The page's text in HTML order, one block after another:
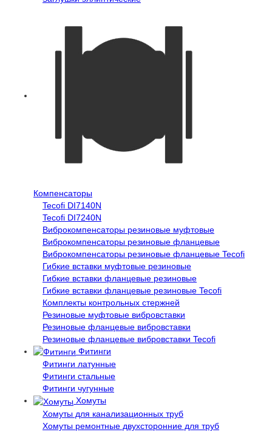
Компенсаторы
Tecofi DI7140N
Tecofi DI7240N
Виброкомпенсаторы резиновые муфтовые
Виброкомпенсаторы резиновые фланцевые
Виброкомпенсаторы резиновые фланцевые Tecofi
Гибкие вставки муфтовые резиновые
Гибкие вставки фланцевые резиновые
Гибкие вставки фланцевые резиновые Tecofi
Комплекты контрольных стержней
Резиновые муфтовые вибровставки
Резиновые фланцевые вибровставки
Резиновые фланцевые вибровставки Tecofi
Фитинги
Фитинги латунные
Фитинги стальные
Фитинги чугунные
Хомуты
Хомуты для канализационных труб
Хомуты ремонтные двухсторонние для труб